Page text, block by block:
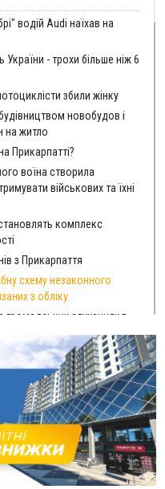
водій Audi наїхав на
- трохи більше ніж 6
збили жінку
новобудов і
на житло
Прикарпатті?
воїна створила
військових та їхні
комплекс
з Прикарпаття
схему незаконного
з обліку
громадських слуханнях в
питання джипінгу в
обстеження
приготування до
спеку за всю історію
важливо розпочати